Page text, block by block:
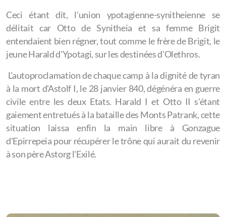
Ceci étant dit, l'union ypotagienne-synitheienne se
délitait car Otto de Synitheia et sa femme Brigit
entendaient bien régner, tout comme le frère de Brigit, le
jeune Harald d'Ypotagi, sur les destinées d'Olethros.
L'autoproclamation de chaque camp à la dignité de tyran
à la mort d'Astolf I, le 28 janvier 840, dégénéra en guerre
civile entre les deux Etats. Harald I et Otto II s'étant
gaiement entretués à la bataille des Monts Patrank, cette
situation laissa enfin la main libre à Gonzague
d'Epirrepeia pour récupérer le trône qui aurait du revenir
à son père Astorg l'Exilé.